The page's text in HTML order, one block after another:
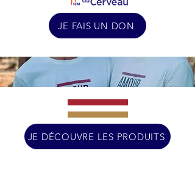
JE FAIS UN DON
JE DÉCOUVRE LES PRODUITS